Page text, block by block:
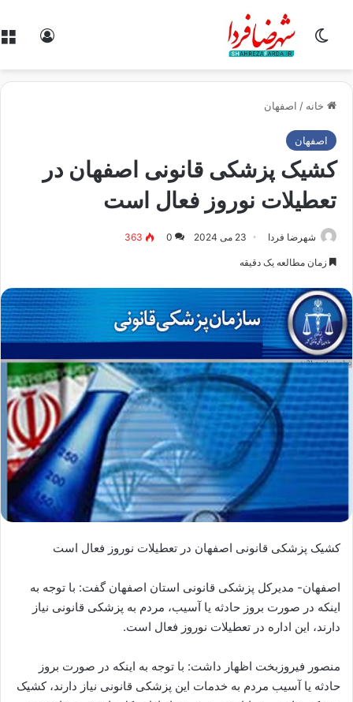
ورود تغییر پوسته
خانه / اصفهان
اصفهان
کشیک پزشکی قانونی اصفهان در
تعطیلات نوروز فعال است
شهرضا فردا 23 می 2024 0
363
زمان مطالعه یک دقیقه
کشیک پزشکی قانونی اصفهان در تعطیلات نوروز فعال است
اصفهان- مدیرکل پزشکی قانونی استان اصفهان گفت: با توجه به
اینکه در صورت بروز حادثه یا آسیب، مردم به پزشکی قانونی نیاز
دارند، این اداره در تعطیلات نوروز فعال است.
منصور فیروزبخت اظهار داشت: با توجه به اینکه در صورت بروز
حادثه یا آسیب مردم به خدمات این پزشکی قانونی نیاز دارند، کشیک